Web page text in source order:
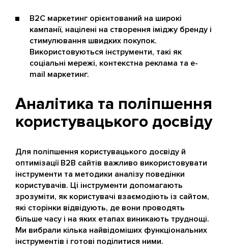
B2C маркетинг орієнтований на широкі
кампанії, націлені на створення іміджу бренду і
стимулювання швидких покупок.
Використовуються інструменти, такі як
соціальні мережі, контекстна реклама та e-
mail маркетинг.
Аналітика та поліпшення
користувацького досвіду
Для поліпшення користувацького досвіду й
оптимізації B2B сайтів важливо використовувати
інструменти та методики аналізу поведінки
користувачів. Ці інструменти допомагають
зрозуміти, як користувачі взаємодіють із сайтом,
які сторінки відвідують, де вони проводять
більше часу і на яких етапах виникають труднощі.
Ми вибрали кілька найвідоміших функціональних
інструментів і готові поділитися ними.